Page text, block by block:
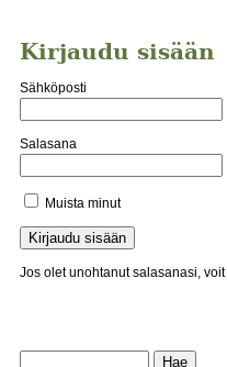
Kirjaudu sisään
Sähköposti
Salasana
Muista minut
Jos olet unohtanut salasanasi, voit